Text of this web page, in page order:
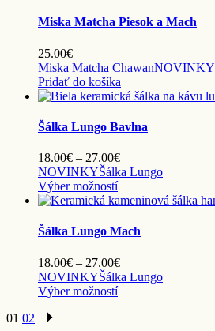
Miska Matcha Piesok a Mach
25.00€
Miska Matcha ChawanNOVINKY
Pridať do košíka
Šálka Lungo Bavlna
18.00€ – 27.00€Price
range:
through
NOVINKYŠálka Lungo
Výber možnostíTento
produkt
viacero
Možnosti
si
môžete
vybrať
Šálka Lungo Mach
18.00€ – 27.00€Price
range:
NOVINKYŠálka Lungo
Výber možnostíTento
01 02